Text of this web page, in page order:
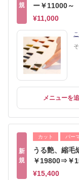
規
ー￥11000～
¥11,000
メニューを
新
規
カット パー
うる艶、縮毛
￥19800⇒￥
¥15,400